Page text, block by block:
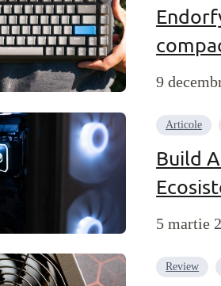
9
Articole
Build
5 martie
Review